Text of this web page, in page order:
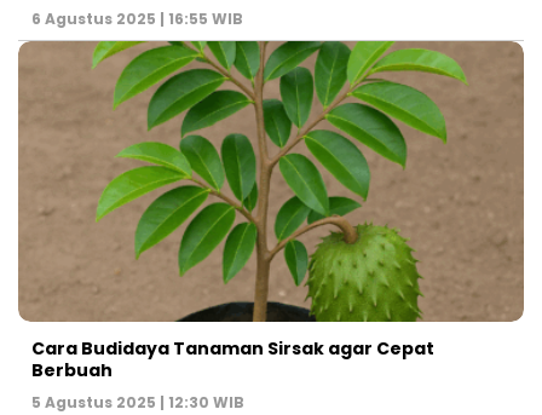
6 Agustus 2025 | 16:55 WIB
Cara Budidaya Tanaman Sirsak agar Cepat
Berbuah
5 Agustus 2025 | 12:30 WIB